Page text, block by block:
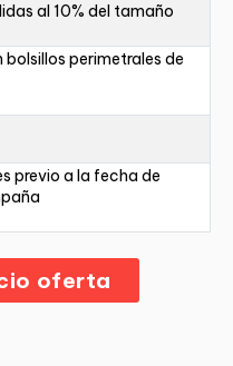
al 10% del tamaño
bolsillos perimetrales de
previo a la fecha de
oferta